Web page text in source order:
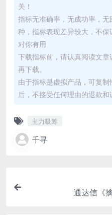
关！
指标无准确率，无成功率，
种，指标表现差异较大，不
对你有用
下载指标前，请认真阅读文
再下载。
由于指标是虚拟产品，可复
后，不接受任何理由的退款和
主力吸筹
千寻
通达信《